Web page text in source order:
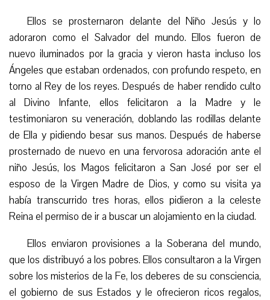
Ellos se prosternaron delante del Niño Jesús y lo
adoraron como el Salvador del mundo. Ellos fueron de
nuevo iluminados por la gracia y vieron hasta incluso los
Ángeles que estaban ordenados, con profundo respeto, en
torno al Rey de los reyes. Después de haber rendido culto
al Divino Infante, ellos felicitaron a la Madre y le
testimoniaron su veneración, doblando las rodillas delante
de Ella y pidiendo besar sus manos. Después de haberse
prosternado de nuevo en una fervorosa adoración ante el
niño Jesús, los Magos felicitaron a San José por ser el
esposo de la Virgen Madre de Dios, y como su visita ya
había transcurrido tres horas, ellos pidieron a la celeste
Reina el permiso de ir a buscar un alojamiento en la ciudad.
Ellos enviaron provisiones a la Soberana del mundo,
que los distribuyó a los pobres. Ellos consultaron a la Virgen
sobre los misterios de la Fe, los deberes de su consciencia,
el gobierno de sus Estados y le ofrecieron ricos regalos,